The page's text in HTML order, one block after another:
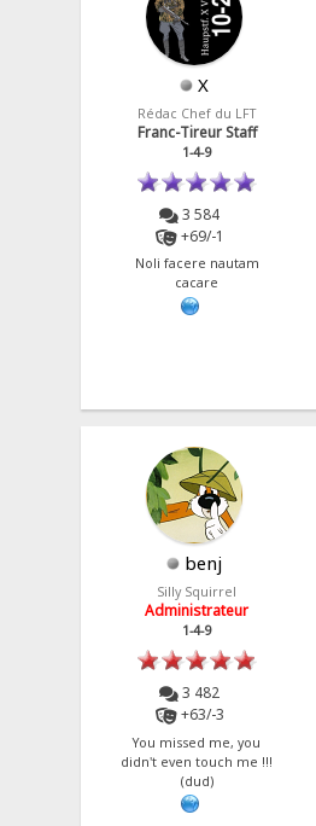
X
Rédac Chef du LFT
Franc-Tireur Staff
1-4-9
3 584
+69/-1
Noli facere nautam
cacare
benj
Silly Squirrel
Administrateur
1-4-9
3 482
+63/-3
You missed me, you
didn't even touch me !!!
(dud)